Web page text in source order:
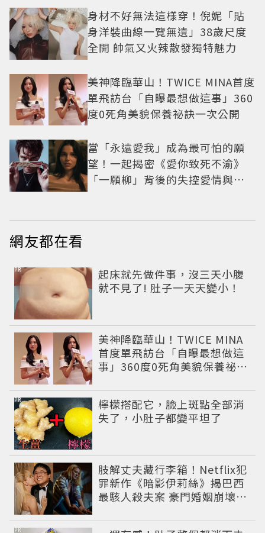
身材不好無法這樣穿！倪妮「貼
身洋裝曲線一覽無遺」38歲尺度
全開 帥氣又火辣散發獨特魅力
美神降臨華山！TWICE MINA首度
單飛訪台「自曝最想做這事」360
度0死角美貌保養祕訣一次公開
當「永遠愛我」成為最可怕的願
望！一起揭密《愛你致死不渝》
「一願柳」背後的失控愛情與爆
網友都在看
起床就先做件事，沒三天小腹
就不見了! 肚子一天天變小！
PR
美神降臨華山！TWICE MINA
首度單飛訪台「自曝最想做這
事」360度0死角美貌保養祕訣
檸檬搭配它，臉上斑點全部消
失了，小肚子都變平坦了
PR
肢解丈夫藏行李箱！Netflix犯
罪新作《暗影伊莉絲》揭巴西
最駭人殺夫案 豪門婚姻崩壞釀
PR